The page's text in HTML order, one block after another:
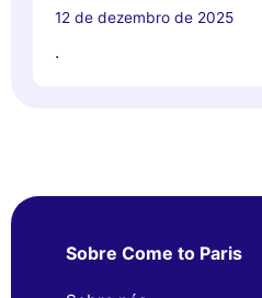
12 de dezembro de 2025
.
Sobre Come to Paris